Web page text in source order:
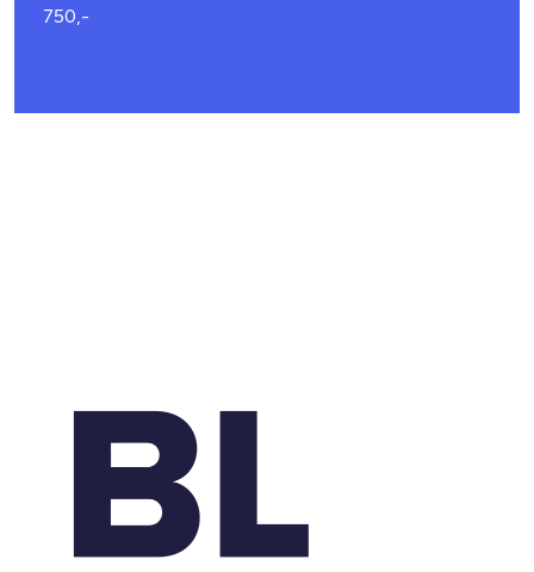
750,-